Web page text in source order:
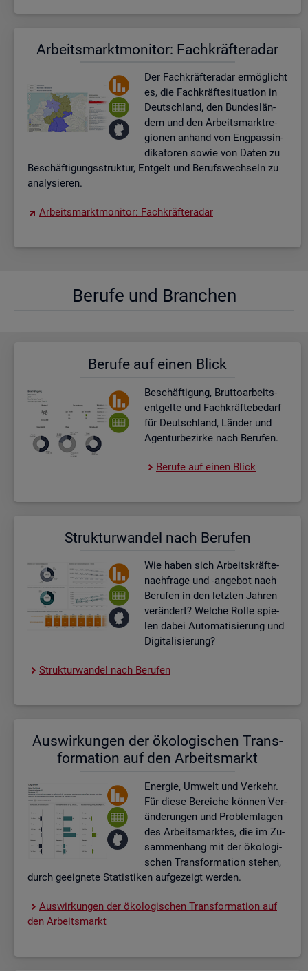
Ar­beits­markt­mo­ni­tor: Fach­kräf­te­ra­dar
Der Fach­kräf­te­ra­dar er­mög­licht
es, die Fach­kräf­te­si­tua­ti­on in
Deutsch­land, den Bun­des­län­
dern und den Ar­beits­markt­re­
gio­nen an­hand von Eng­pas­sin­
di­ka­to­ren sowie von Daten zu
Be­schäf­ti­gungs­struk­tur, Ent­gelt und Be­rufs­wech­seln zu
ana­ly­sie­ren.
Ar­beits­markt­mo­ni­tor: Fach­kräf­te­ra­dar
Be­ru­fe und Bran­chen
Be­ru­fe auf einen Blick
Be­schäf­ti­gung, Brut­to­ar­beits­
ent­gel­te und Fach­kräf­te­be­darf
für Deutsch­land, Län­der und
Agen­tur­be­zir­ke nach Be­ru­fen.
Be­ru­fe auf einen Blick
Struk­tur­wan­del nach Be­ru­fen
Wie haben sich Ar­beits­kräf­te­
nach­fra­ge und -an­ge­bot nach
Be­ru­fen in den letz­ten Jah­ren
ver­än­dert? Wel­che Rolle spie­
len dabei Au­to­ma­ti­sie­rung und
Di­gi­ta­li­sie­rung?
Struk­tur­wan­del nach Be­ru­fen
Aus­wir­kun­gen der öko­lo­gi­schen Trans­
for­ma­ti­on auf den Ar­beits­markt
En­er­gie, Um­welt und Ver­kehr.
Für diese Be­rei­che kön­nen Ver­
än­de­run­gen und Pro­blem­la­gen
des Ar­beits­mark­tes, die im Zu­
sam­men­hang mit der öko­lo­gi­
schen Trans­for­ma­ti­on ste­hen,
durch ge­eig­ne­te Sta­tis­ti­ken auf­ge­zeigt wer­den.
Aus­wir­kun­gen der öko­lo­gi­schen Trans­for­ma­ti­on auf
den Ar­beits­markt